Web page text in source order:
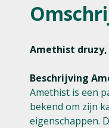
Amethist druzy,
Beschrijving
Amethist is een
bekend om zijn
eigenschappen.